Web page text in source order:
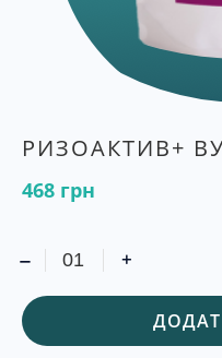
РИЗОАКТИВ+
468 грн
- +